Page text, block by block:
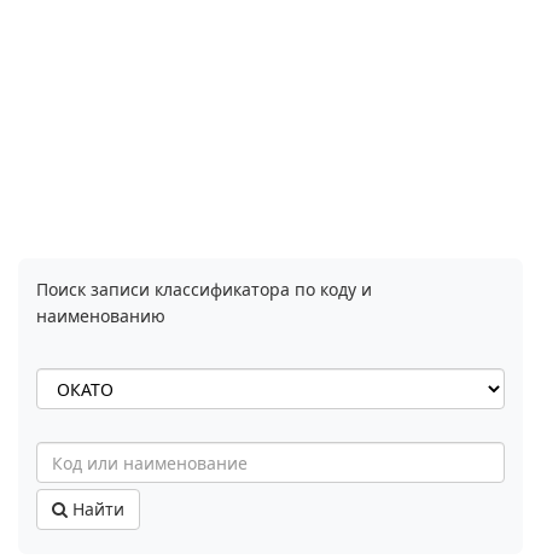
Поиск записи классификатора по коду и
наименованию
Найти